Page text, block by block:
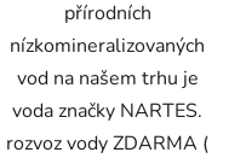
přírodních
nízkomineralizovaných
vod na našem trhu je
voda značky NARTES.
rozvoz vody ZDARMA (